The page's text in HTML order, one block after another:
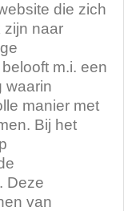
die zich
zijn naar
m.i. een
waarin
manier met
Bij het
Deze
van